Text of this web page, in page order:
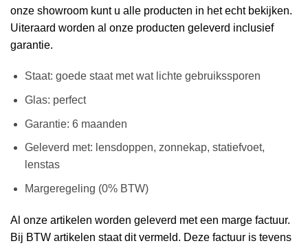
onze showroom kunt u alle producten in het echt bekijken.
Uiteraard worden al onze producten geleverd inclusief
garantie.
Staat: goede staat met wat lichte gebruikssporen
Glas: perfect
Garantie: 6 maanden
Geleverd met: lensdoppen, zonnekap, statiefvoet,
lenstas
Margeregeling (0% BTW)
Al onze artikelen worden geleverd met een marge factuur.
Bij BTW artikelen staat dit vermeld. Deze factuur is tevens